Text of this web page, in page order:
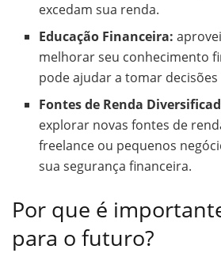
excedam sua renda.
Educação Financeira:
melhorar seu conhecimento
pode ajudar a tomar
Fontes de Renda
explorar novas fontes de
freelance ou pequenos
sua segurança financeira.
Por que é
para o futuro?